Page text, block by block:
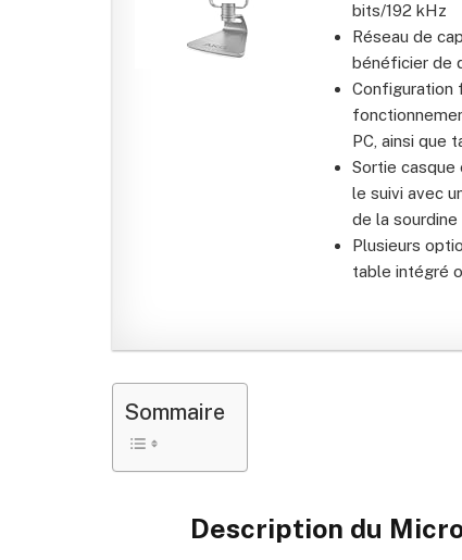
bits/192 kHz
Réseau de
bénéficier de
Configuration
PC, ainsi que
Sortie casque
le suivi avec
de la sourdine
Plusieurs
table intégré
Sommaire
Description du